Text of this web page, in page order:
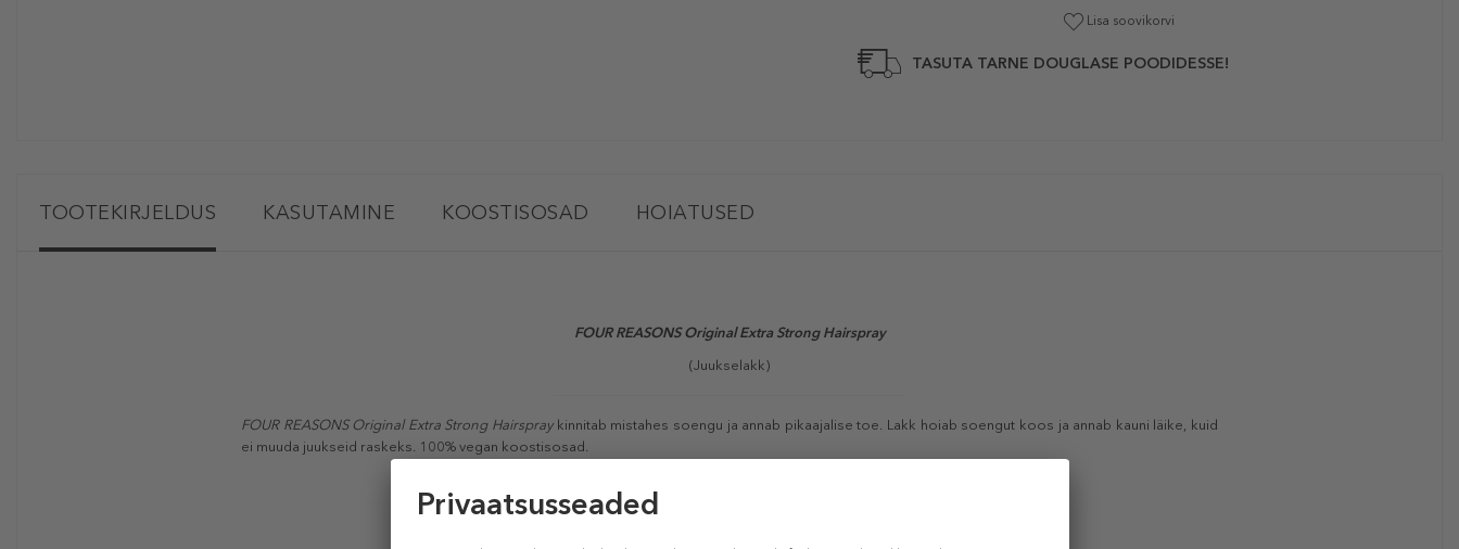
Lisa soovikorvi
TASUTA TARNE DOUGLASE POODIDESSE!
TOOTEKIRJELDUS KASUTAMINE KOOSTISOSAD HOIATUSED
FOUR REASONS Original Extra Strong Hairspray
(Juukselakk)
FOUR REASONS Original Extra Strong Hairspraykinnitab mistahes soengu ja annab pikaajalise toe. Lakk hoiab soengut koos ja annab kauni läike, kuid
ei muuda juukseid raskeks. 100% vegan koostisosad.